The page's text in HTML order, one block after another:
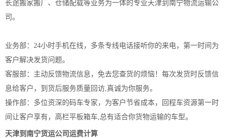
长途搬家搬厂、仓储配载等业务为一体的专业天津到南宁物流运输公
司。
业务部：24小时手机在线，多条专线电话接听你的来电，第一时间为
客户解决发货问题。
客服部：主动反馈物流信息，免去您查货的烦恼！每次发货时反馈信
息给客户，到货后服务质量回访,真诚为你服务。
操作部：多位资深的码车专家，为客户节省成本，回程车资源第一时
间让客户享有，高栏平板箱车,总有适合你货物运输的车型。
天津到南宁货运公司运费计算